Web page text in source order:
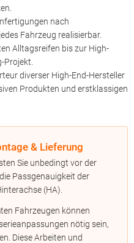
nach
Fahrzeug realisierbar.
Alltagsreifen bis zur High-
Projekt.
diverser High-End-Hersteller
Produkten und erstklassigen
& Lieferung
Sie unbedingt vor der
Passgenauigkeit der
(HA).
Fahrzeugen können
nötig sein,
Diese Arbeiten und